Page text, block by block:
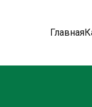
Главная